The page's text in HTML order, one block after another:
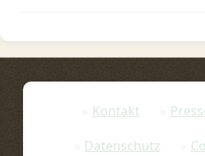
Kontakt
Datenschutz